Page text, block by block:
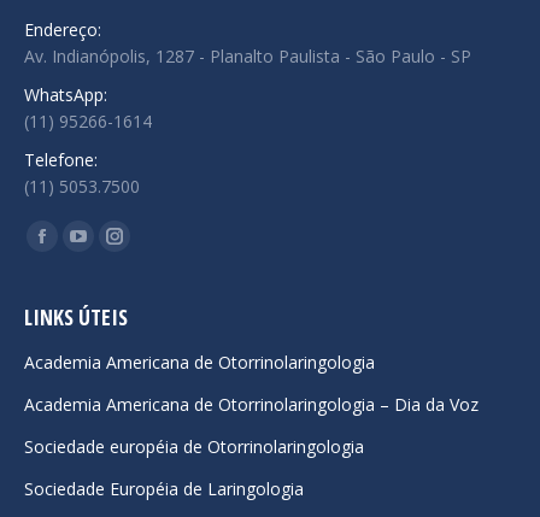
Endereço:
Av. Indianópolis, 1287 - Planalto Paulista - São Paulo - SP
WhatsApp:
(11) 95266-1614
Telefone:
(11) 5053.7500
Encontre-nos em:
Facebook
opens
new
window
YouTube
opens
new
window
Instagram
opens
new
window
LINKS ÚTEIS
Academia Americana de Otorrinolaringologia
Academia Americana de Otorrinolaringologia – Dia da Voz
Sociedade européia de Otorrinolaringologia
Sociedade Européia de Laringologia